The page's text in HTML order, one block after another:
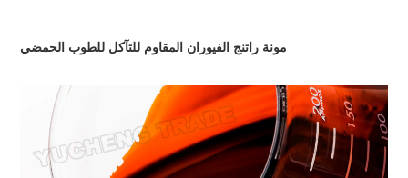
مونة راتنج الفيوران المقاوم للتآكل للطوب الحمضي